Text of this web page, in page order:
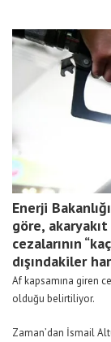
Enerji
göre,
cezalarının
dışındakiler
Af kapsamına giren
olduğu belirtiliyor.
Zaman’dan İsmail